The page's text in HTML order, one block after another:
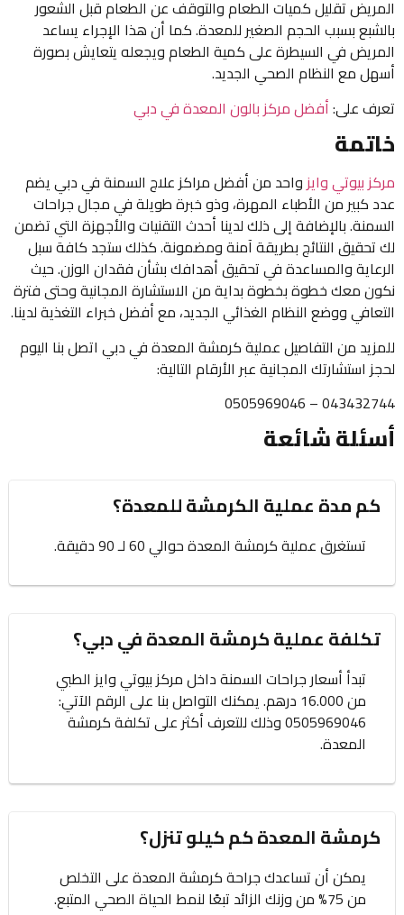
المريض تقليل كميات الطعام والتوقف عن الطعام قبل الشعور
بالشبع بسبب الحجم الصغير للمعدة. كما أن هذا الإجراء يساعد
المريض في السيطرة على كمية الطعام ويجعله يتعايش بصورة
أسهل مع النظام الصحي الجديد.
تعرف على:أفضل مركز بالون المعدة في دبي
خاتمة
مركز بيوتي وايزواحد من أفضل مراكز علاج السمنة في دبي يضم
عدد كبير من الأطباء المهرة، وذو خبرة طويلة في مجال جراحات
السمنة. بالإضافة إلى ذلك لدينا أحدث التقنيات والأجهزة التي تضمن
لك تحقيق النتائج بطريقة آمنة ومضمونة. كذلك ستجد كافة سبل
الرعاية والمساعدة في تحقيق أهدافك بشأن فقدان الوزن. حيث
نكون معك خطوة بخطوة بداية من الاستشارة المجانية وحتى فترة
التعافي ووضع النظام الغذائي الجديد، مع أفضل خبراء التغذية لدينا.
للمزيد من التفاصيل عملية كرمشة المعدة في دبي اتصل بنا اليوم
لحجز استشارتك المجانية عبر الأرقام التالية:
043432744 – 0505969046
أسئلة شائعة
كم مدة عملية الكرمشة للمعدة؟
تستغرق عملية كرمشة المعدة حوالي 60 لـ 90 دقيقة.
تكلفة عملية كرمشة المعدة في دبي؟
تبدأ أسعار جراحات السمنة داخل مركز بيوتي وايز الطبي
من 16.000 درهم. يمكنك التواصل بنا على الرقم الآتي:
0505969046 وذلك للتعرف أكثر على تكلفة كرمشة
المعدة.
كرمشة المعدة كم كيلو تنزل؟
يمكن أن تساعدك جراحة كرمشة المعدة على التخلص
من 75% من وزنك الزائد تبعًا لنمط الحياة الصحي المتبع.